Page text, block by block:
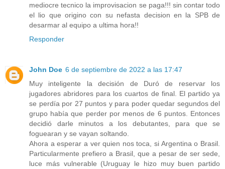
mediocre tecnico la improvisacion se paga!!! sin contar todo
el lio que origino con su nefasta decision en la SPB de
desarmar al equipo a ultima hora!!
Responder
John Doe 6 de septiembre de 2022 a las 17:47
Muy inteligente la decisión de Duró de reservar los
jugadores abridores para los cuartos de final. El partido ya
se perdía por 27 puntos y para poder quedar segundos del
grupo había que perder por menos de 6 puntos. Entonces
decidió darle minutos a los debutantes, para que se
foguearan y se vayan soltando.
Ahora a esperar a ver quien nos toca, si Argentina o Brasil.
Particularmente prefiero a Brasil, que a pesar de ser sede,
luce más vulnerable (Uruguay le hizo muy buen partido